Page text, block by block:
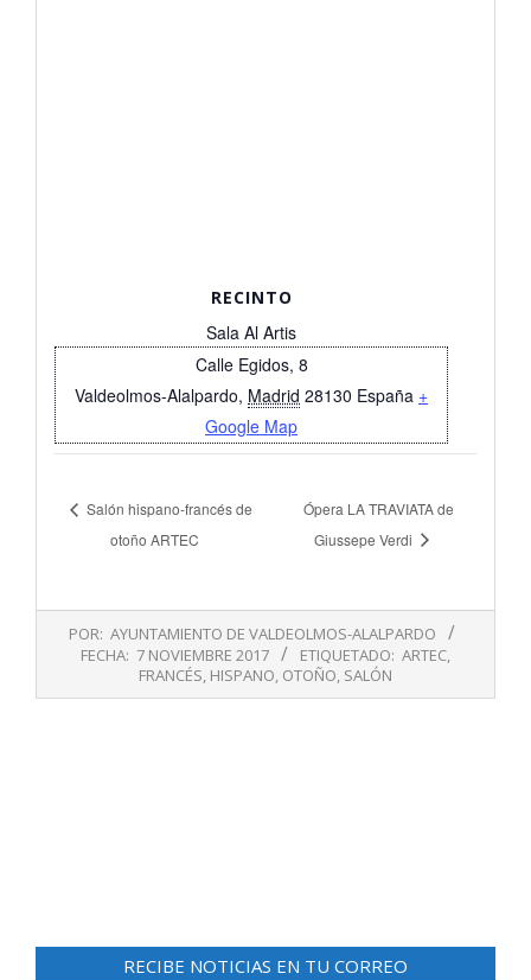
RECINTO
Sala Al Artis
Calle Egidos, 8
Valdeolmos-Alalpardo, Madrid 28130 España +
Google Map
Salón hispano-francés de
otoño ARTEC
Ópera LA TRAVIATA de
Giussepe Verdi
POR: AYUNTAMIENTO DE VALDEOLMOS-ALALPARDO
FECHA: 7 NOVIEMBRE 2017 ETIQUETADO: ARTEC
FRANCÉS HISPANO OTOÑO SALÓN
RECIBE NOTICIAS EN TU CORREO